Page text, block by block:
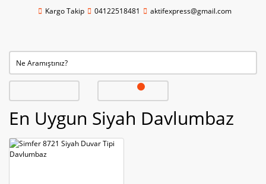
Kargo Takip 04122518481 aktifexpress@gmail.com
En Uygun Siyah Davlumbaz